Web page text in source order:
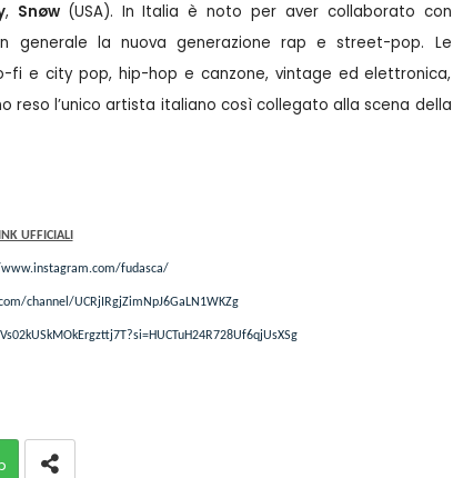
, Snøw (USA). In Italia è noto per aver collaborato con
generale la nuova generazione rap e street-pop. Le
e city pop, hip-hop e canzone, vintage ed elettronica,
reso l’unico artista italiano così collegato alla scena della
UFFICIALI
fudasca/
channel/UCRjIRgjZimNpJ6GaLN1WKZg